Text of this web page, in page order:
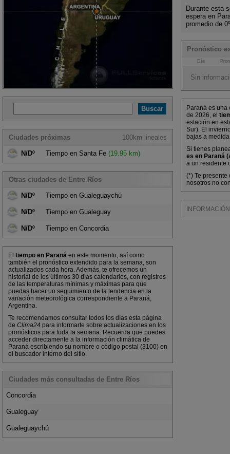
100km lineales
Ciudades próximas
N/Dº Tiempo en Santa Fe (19.95 km)
Otras ciudades de Entre Ríos
N/Dº Tiempo en Gualeguaychú
N/Dº Tiempo en Gualeguay
N/Dº Tiempo en Concordia
El tiempo en Paraná en este momento, así como
también el pronóstico extendido para la semana, son
actualizados cada hora. Además, te ofrecemos un
historial de los últimos 30 días calendarios, con registros
de las temperaturas mínimas y máximas para que
puedas hacer un seguimiento de la tendencia en la
variación meteorológica correspondiente a Paraná,
Argentina.
Te recomendamos consultar todos los días esta página
de Clima24 para informarte sobre actualizaciones en los
pronósticos para toda la semana. Recuerda que puedes
acceder directamente a la información climática de
Paraná escribiendo su nombre o código postal (3100) en
el buscador interno del sitio.
Ciudades más consultadas de Entre Ríos
Concordia
Gualeguay
Gualeguaychú
Durante esta
espera en
promedio de
Pronóstico
Día
Sin
Paraná es
de 2026, el
estación en
Sur). El
bajas a
Si tienes
es en Paraná
a un residente
(*) Te
nosotros no